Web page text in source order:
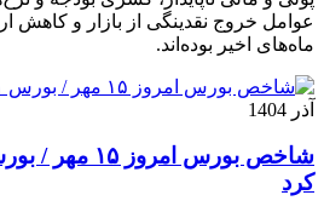
عوامل خروج نقدینگی از بازار و کاهش
ماه‌های اخیر بوده‌اند.
آذر 1404
کرد